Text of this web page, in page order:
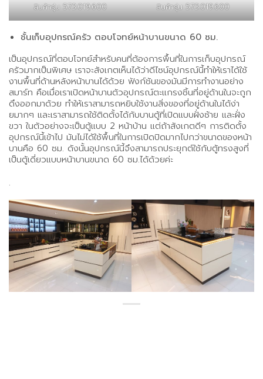
สินค้ารุ่น 573.019.600 สินค้ารุ่น 573.019.600
ชั้นเก็บอุปกรณ์ครัว ตอบโจทย์หน้าบานขนาด 60 ซม.
เป็นอุปกรณ์ที่ตอบโจทย์สำหรับคนที่ต้องการพื้นที่ในการเก็บอุปกรณ์
ครัวมากเป็นพิเศษ เราจะสังเกตเห็นได้ว่าดีไซน์อุปกรณ์นี้ทำให้เราได้ใช้
งานพื้นที่ด้านหลังหน้าบานได้ด้วย ฟังก์ชันของมันมีการทำงานอย่าง
สมาร์ท คือเมื่อเราเปิดหน้าบานตัวอุปกรณ์ตะแกรงชิ้นที่อยู่ด้านในจะถูก
ดึงออกมาด้วย ทำให้เราสามารถหยิบใช้งานสิ่งของที่อยู่ด้านในได้ง่า
ยมากๆ และเราสามารถใช้ติดตั้งได้กับบานตู้ที่เปิดแบบฝั่งซ้าย และฝั่ง
ขวา ในตัวอย่างจะเป็นตู้แบบ 2 หน้าบ้าน แต่ถ้าสังเกตดีๆ การติดตั้ง
อุปกรณ์นี้เข้าไป มันไม่ได้ใช้พื้นที่ในการเปิดปิดมากไปกว่าขนาดของหน้า
บานคือ 60 ซม. ดังนั้นอุปกรณ์นี้จึงสามารถประยุกต์ใช้กับตู้ทรงสูงที่
เป็นตู้เดี่ยวแบบหน้าบานขนาด 60 ซม.ได้ด้วยค่ะ
.